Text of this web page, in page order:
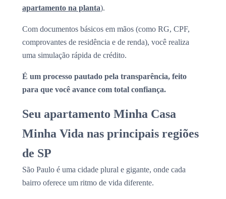
apartamento na planta).
Com documentos básicos em mãos (como RG, CPF,
comprovantes de residência e de renda), você realiza
uma simulação rápida de crédito.
É um processo pautado pela transparência, feito
para que você avance com total confiança.
Seu apartamento Minha Casa
Minha Vida nas principais regiões
de SP
São Paulo é uma cidade plural e gigante, onde cada
bairro oferece um ritmo de vida diferente.